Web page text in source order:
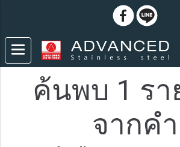
ค้นพบ 1 รา
จากคำ